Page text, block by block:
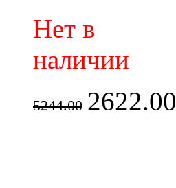
Нет в
наличии
5244.00 2622.00